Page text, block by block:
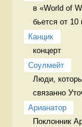
в «World of
бьется от
Канцик
концерт
Соулмейт
Люди,
связанно
Арианатор
Поклонник